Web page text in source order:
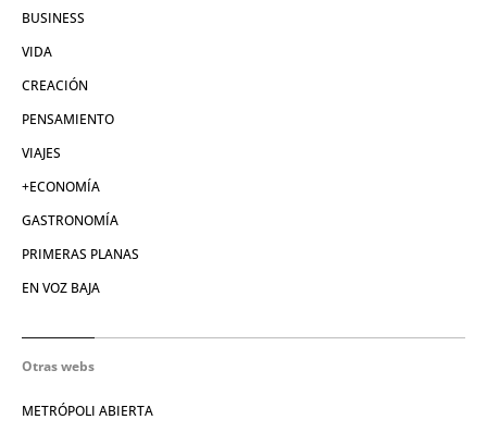
BUSINESS
VIDA
CREACIÓN
PENSAMIENTO
VIAJES
+ECONOMÍA
GASTRONOMÍA
PRIMERAS PLANAS
EN VOZ BAJA
Otras webs
METRÓPOLI ABIERTA